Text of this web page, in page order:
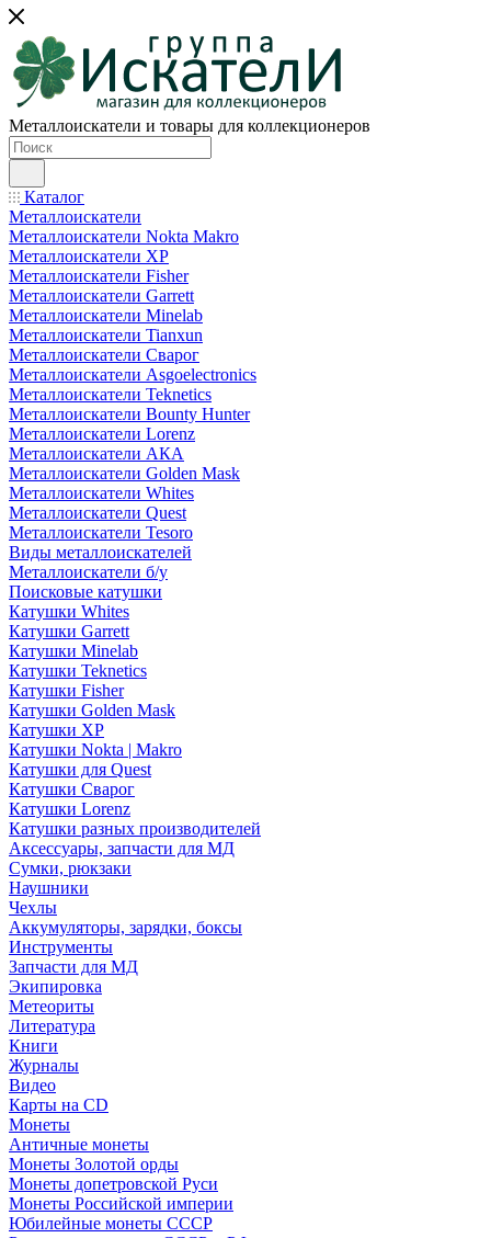
Металлоискатели и товары для коллекционеров
Каталог
Металлоискатели
Металлоискатели Nokta Makro
Металлоискатели XP
Металлоискатели Fisher
Металлоискатели Garrett
Металлоискатели Minelab
Металлоискатели Tianxun
Металлоискатели Сварог
Металлоискатели Asgoelectronics
Металлоискатели Teknetics
Металлоискатели Bounty Hunter
Металлоискатели Lorenz
Металлоискатели АКА
Металлоискатели Golden Mask
Металлоискатели Whites
Металлоискатели Quest
Металлоискатели Tesoro
Виды металлоискателей
Металлоискатели б/у
Поисковые катушки
Катушки Whites
Катушки Garrett
Катушки Minelab
Катушки Teknetics
Катушки Fisher
Катушки Golden Mask
Катушки XP
Катушки Nokta | Makro
Катушки для Quest
Катушки Сварог
Катушки Lorenz
Катушки разных производителей
Аксессуары, запчасти для МД
Сумки, рюкзаки
Наушники
Чехлы
Аккумуляторы, зарядки, боксы
Инструменты
Запчасти для МД
Экипировка
Метеориты
Литература
Книги
Журналы
Видео
Карты на CD
Монеты
Античные монеты
Монеты Золотой орды
Монеты допетровской Руси
Монеты Российской империи
Юбилейные монеты СССР